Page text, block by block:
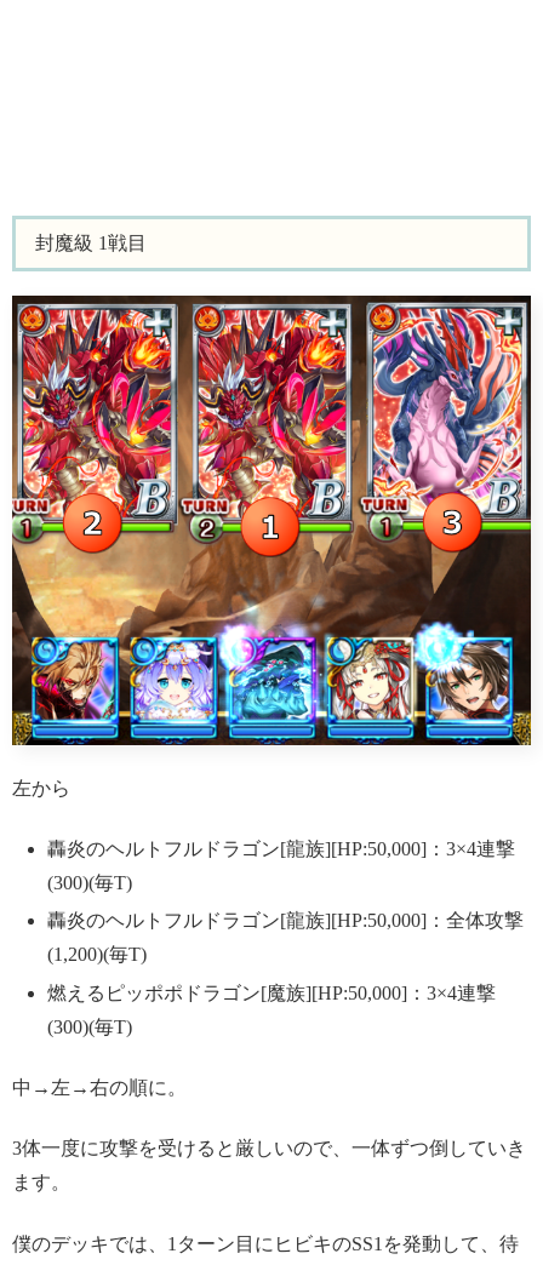
封魔級 1戦目
左から
轟炎のヘルトフルドラゴン[龍族][HP:50,000]：3×4連撃
(300)(毎T)
轟炎のヘルトフルドラゴン[龍族][HP:50,000]：全体攻撃
(1,200)(毎T)
燃えるピッポポドラゴン[魔族][HP:50,000]：3×4連撃
(300)(毎T)
中→左→右の順に。
3体一度に攻撃を受けると厳しいので、一体ずつ倒していき
ます。
僕のデッキでは、1ターン目にヒビキのSS1を発動して、待